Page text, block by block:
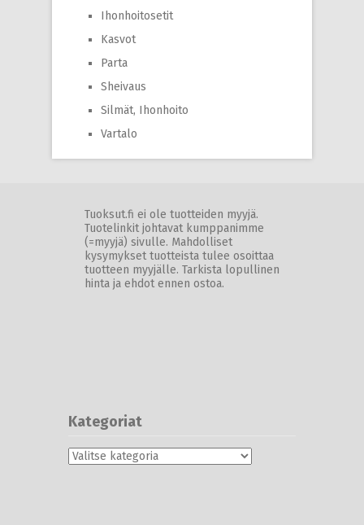
Ihonhoitosetit
Kasvot
Parta
Sheivaus
Silmät, Ihonhoito
Vartalo
Tuoksut.fi ei ole tuotteiden myyjä.
Tuotelinkit johtavat kumppanimme
(=myyjä) sivulle. Mahdolliset
kysymykset tuotteista tulee osoittaa
tuotteen myyjälle. Tarkista lopullinen
hinta ja ehdot ennen ostoa.
Kategoriat
Kategoriat